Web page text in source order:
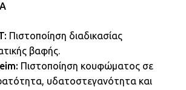
Πιστοποίηση διαδικασίας
βαφής.
Πιστοποίηση κουφώματος σε
υδατοστεγανότητα και